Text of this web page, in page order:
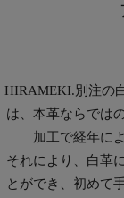
HIRAMEKI.別注の
は、本革ならでは
加工で経年に
それにより、白革
とができ、初めて